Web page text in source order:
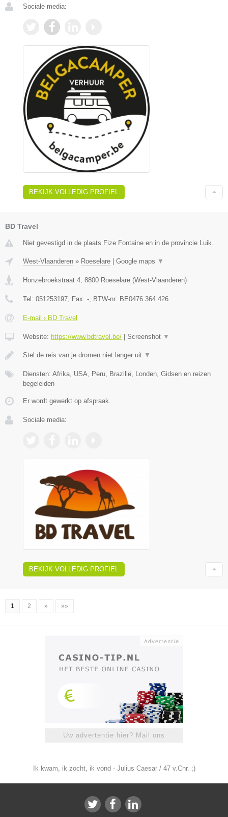
Sociale media:
BEKIJK VOLLEDIG PROFIEL
BD Travel
Niet gevestigd in de plaats Fize Fontaine en in de provincie Luik.
West-Vlaanderen » Roeselare Google maps ▼
Honzebroekstraat 4, 8800 Roeselare (West-Vlaanderen)
Tel: 051253197, Fax: -, BTW-nr: BE0476.364.426
E-mail › BD Travel
Website: https://www.bdtravel.be/ Screenshot ▼
Stel de reis van je dromen niet langer uit ▼
Diensten: Afrika, USA, Peru, Brazilië, Londen, Gidsen en reizen
begeleiden
Er wordt gewerkt op afspraak.
Sociale media:
BEKIJK VOLLEDIG PROFIEL
1 2 » »»
Uw advertentie hier? Mail ons
Ik kwam, ik zocht, ik vond - Julius Caesar / 47 v.Chr. ;)